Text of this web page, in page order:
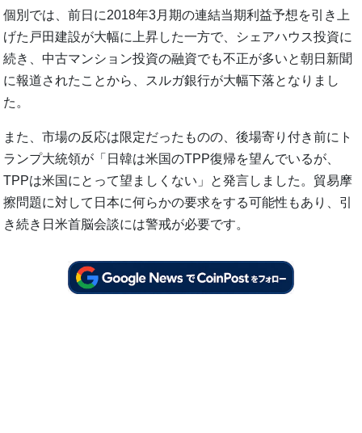
個別では、前日に2018年3月期の連結当期利益予想を引き上
げた戸田建設が大幅に上昇した一方で、シェアハウス投資に
続き、中古マンション投資の融資でも不正が多いと朝日新聞
に報道されたことから、スルガ銀行が大幅下落となりまし
た。
また、市場の反応は限定だったものの、後場寄り付き前にト
ランプ大統領が「日韓は米国のTPP復帰を望んでいるが、
TPPは米国にとって望ましくない」と発言しました。貿易摩
擦問題に対して日本に何らかの要求をする可能性もあり、引
き続き日米首脳会談には警戒が必要です。